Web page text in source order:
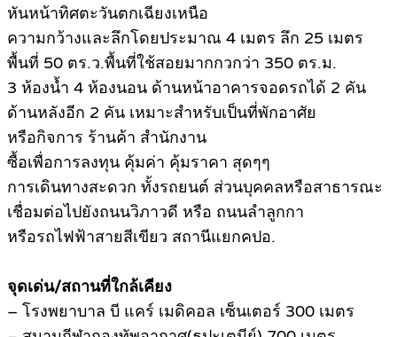
หันหน้าทิศตะวันตกเฉียงเหนือ
ความกว้างและลึกโดยประมาณ 4 เมตร ลึก 25 เมตร
พื้นที่ 50 ตร.ว.พื้นที่ใช้สอยมากกวกว่า 350 ตร.ม.
3 ห้องน้ำ 4 ห้องนอน ด้านหน้าอาคารจอดรถได้ 2 คัน
ด้านหลังอีก 2 คัน เหมาะสำหรับเป็นที่พักอาศัย
หรือกิจการ ร้านค้า สำนักงาน
ซื้อเพื่อการลงทุน คุ้มค่า คุ้มราคา สุดๆๆ
การเดินทางสะดวก ทั้งรถยนต์ ส่วนบุคคลหรือสาธารณะ
เชื่อมต่อไปยังถนนวิภาวดี หรือ ถนนลำลูกกา
หรือรถไฟฟ้าสายสีเขียว สถานีแยกคปอ.
จุดเด่น/สถานที่ใกล้เคียง
– โรงพยาบาล บี แคร์ เมดิคอล เซ็นเตอร์ 300 เมตร